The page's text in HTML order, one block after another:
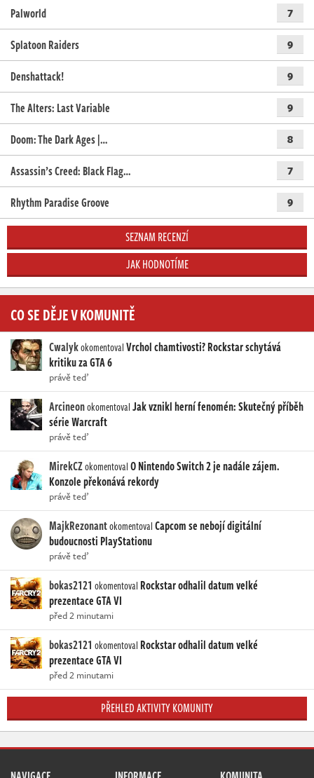
Palworld 7
Splatoon Raiders 9
Denshattack! 9
The Alters: Last Variable 9
Doom: The Dark Ages |… 8
Assassin’s Creed: Black Flag… 7
Rhythm Paradise Groove 9
SEZNAM RECENZÍ
JAK HODNOTÍME
CO SE DĚJE V KOMUNITĚ
CwalykokomentovalVrchol chamtivosti? Rockstar schytává
kritiku za GTA 6
právě teď
ArcineonokomentovalJak vznikl herní fenomén: Skutečný příběh
série Warcraft
právě teď
MirekCZokomentovalO Nintendo Switch 2 je nadále zájem.
Konzole překonává rekordy
právě teď
MajkRezonantokomentovalCapcom se nebojí digitální
budoucnosti PlayStationu
právě teď
bokas2121 okomentoval Rockstar odhalil datum velké
prezentace GTA VI
před 2 minutami
bokas2121 okomentoval Rockstar odhalil datum velké
prezentace GTA VI
před 2 minutami
PŘEHLED AKTIVITY KOMUNITY